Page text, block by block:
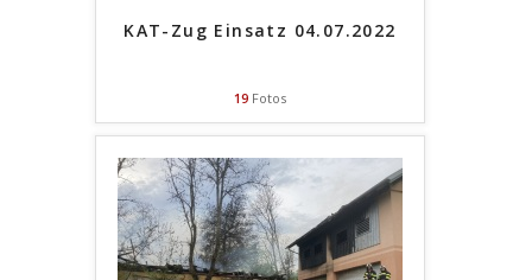
KAT-Zug Einsatz 04.07.2022
19Fotos